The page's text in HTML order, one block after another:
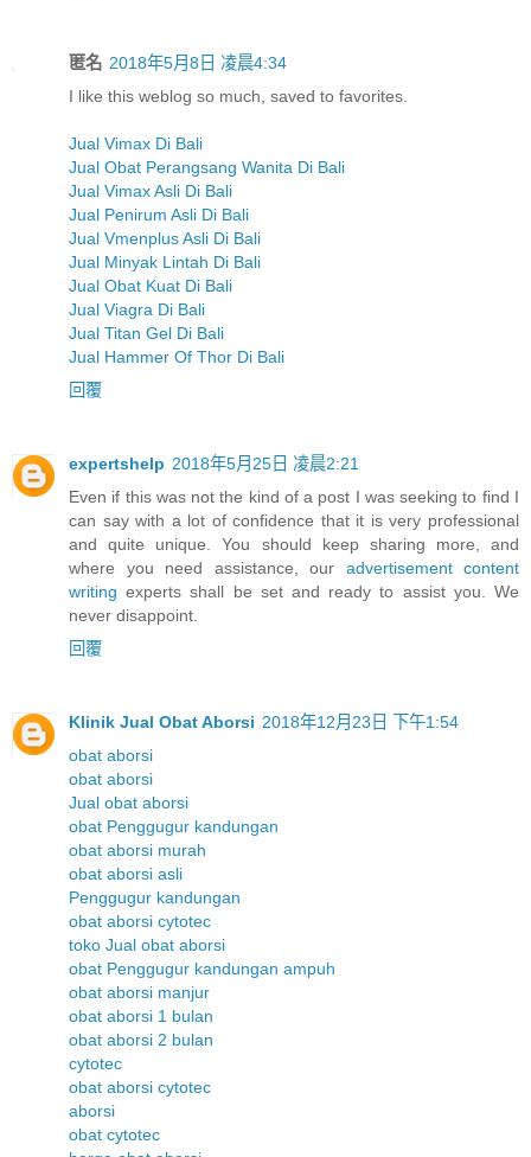
匿名 2018年5月8日 凌晨4:34
I like this weblog so much, saved to favorites.
Jual Vimax Di Bali
Jual Obat Perangsang Wanita Di Bali
Jual Vimax Asli Di Bali
Jual Penirum Asli Di Bali
Jual Vmenplus Asli Di Bali
Jual Minyak Lintah Di Bali
Jual Obat Kuat Di Bali
Jual Viagra Di Bali
Jual Titan Gel Di Bali
Jual Hammer Of Thor Di Bali
回覆
expertshelp 2018年5月25日 凌晨2:21
Even if this was not the kind of a post I was seeking to find I
can say with a lot of confidence that it is very professional
and quite unique. You should keep sharing more, and
where you need assistance, our advertisement content
writing experts shall be set and ready to assist you. We
never disappoint.
回覆
Klinik Jual Obat Aborsi 2018年12月23日 下午1:54
obat aborsi
obat aborsi
Jual obat aborsi
obat Penggugur kandungan
obat aborsi murah
obat aborsi asli
Penggugur kandungan
obat aborsi cytotec
toko Jual obat aborsi
obat Penggugur kandungan ampuh
obat aborsi manjur
obat aborsi 1 bulan
obat aborsi 2 bulan
cytotec
obat aborsi cytotec
aborsi
obat cytotec